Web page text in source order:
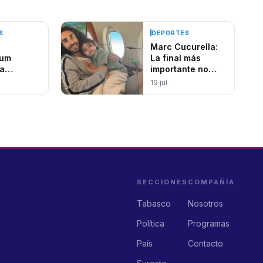
la
DEPORTES
Marc Cucurella:
La final más
importante no
está en el césped,
19 jul
SECCIONES
Tabasco
Política
País
COMPAÑÍA
Nosotros
Programas
Contacto